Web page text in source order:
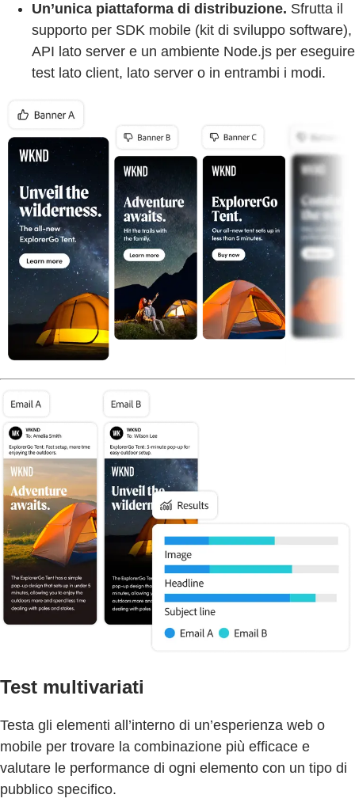
Un’unica piattaforma di distribuzione. Sfrutta il
supporto per SDK mobile (kit di sviluppo software),
API lato server e un ambiente Node.js per eseguire
test lato client, lato server o in entrambi i modi.
Test multivariati
Testa gli elementi all’interno di un’esperienza web o
mobile per trovare la combinazione più efficace e
valutare le performance di ogni elemento con un tipo di
pubblico specifico.